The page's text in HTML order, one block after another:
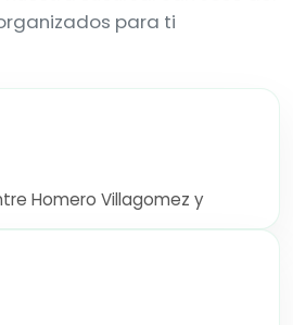
para ti
Homero Villagomez y